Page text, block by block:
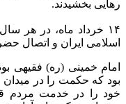
رهایی بخشیدند.
۱۴ خرداد ماه، در هر
اسلامی ایران و اتصال
امام‌ خمینی (ره) فقیهی
بود که حکمت را در میدان
خود را در خدمت مردم